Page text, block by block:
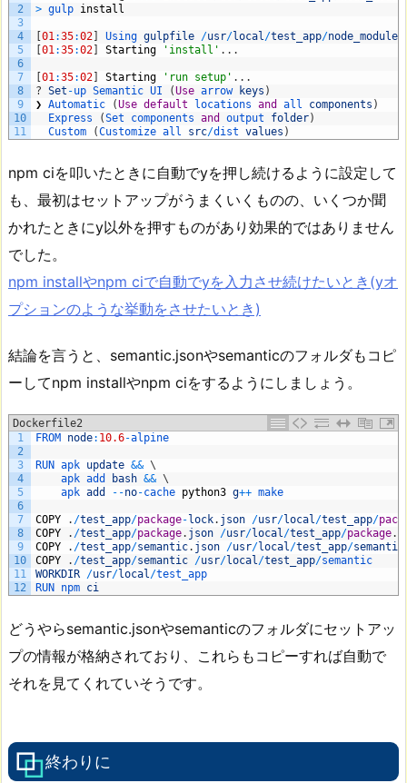
2
3
4
5
6
7
8
9
10
11
> gulp install
01:35:02 Using gulpfile /usr/local/test_app/node_modules
01:35:02 Starting 'install' . . .
01:35:02 Starting 'run setup' . . .
? Set -up Semantic UI (Use arrow keys )
❯ Automatic (Use default locations and all components )
Express
(Set components and output folder)
Custom
(Customize all src/dist values )
npm ciを叩いたときに自動でyを押し続けるように設定して
も、最初はセットアップがうまくいくものの、いくつか聞
かれたときにy以外を押すものがあり効果的ではありません
でした。
npm installやnpm ciで自動でyを入力させ続けたいとき(yオ
プションのような挙動をさせたいとき)
結論を言うと、semantic.jsonやsemanticのフォルダもコピ
ーしてnpm installやnpm ciをするようにしましょう。
Dockerfile2
1
2
3
4
5
6
7
8
9
10
11
12
FROM node: 10.6-alpine
RUN apk update && \
apk add bash && \
apk add --no-cache python3 g++ make
COPY . /test_app/package- lock. json /usr/local/test_app/
COPY
. /test_app/package. json /usr/local/test_app/package.
COPY
. /test_app/semantic. json /usr/local/test_app/semantic
COPY
. /test_app/semantic /usr/local/test_app/semantic
WORKDIR /usr/local/test_app
RUN npm ci
どうやらsemantic.jsonやsemanticのフォルダにセットアッ
プの情報が格納されており、これらもコピーすれば自動で
それを見てくれていそうです。
終わりに